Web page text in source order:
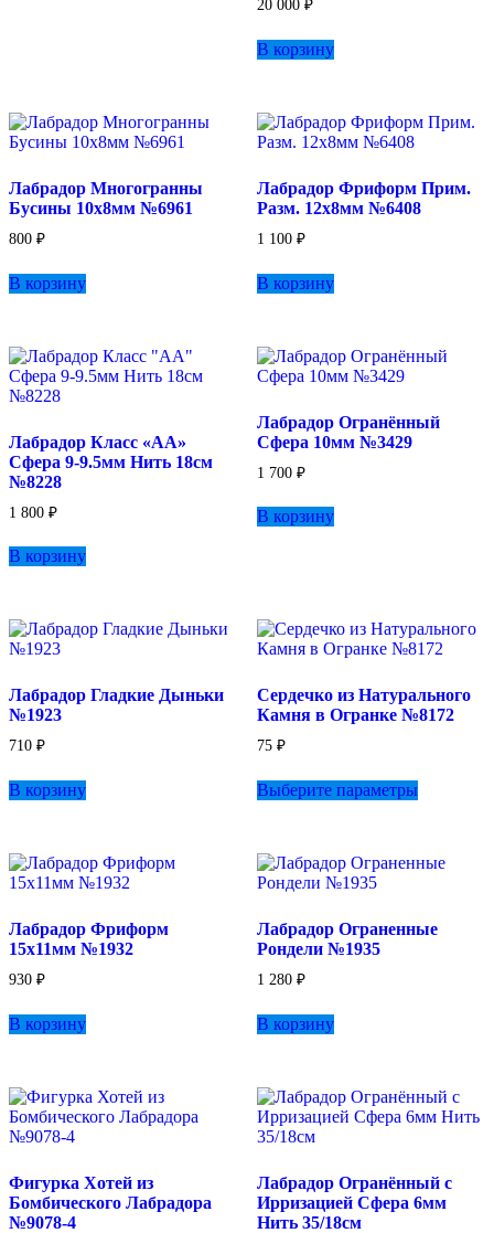
товара.
20 000 ₽
В корзину
Лабрадор Многогранны
Бусины 10х8мм №6961
800 ₽
В корзину
Лабрадор Фриформ Прим.
Разм. 12х8мм №6408
1 100 ₽
В корзину
Лабрадор Класс «АА»
Сфера 9-9.5мм Нить 18см
№8228
1 800 ₽
В корзину
Лабрадор Огранённый
Сфера 10мм №3429
1 700 ₽
В корзину
Лабрадор Гладкие Дыньки
№1923
710 ₽
В корзину
Сердечко из Натурального
Камня в Огранке №8172
75 ₽
Выберите параметрытовар
Опции
на
Лабрадор Фриформ
15х11мм №1932
930 ₽
В корзину
Лабрадор Ограненные
Рондели №1935
1 280 ₽
В корзину
Фигурка Хотей из
Бомбического Лабрадора
№9078-4
Лабрадор Огранённый с
Ирризацией Сфера 6мм
Нить 35/18см